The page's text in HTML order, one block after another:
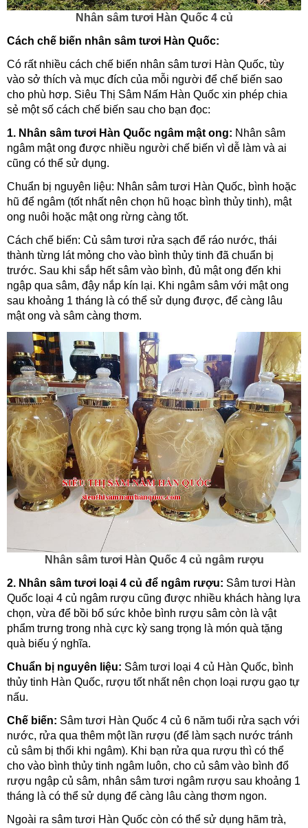
Nhân sâm tươi Hàn Quốc 4 củ
Cách chế biến nhân sâm tươi Hàn Quốc:
Có rất nhiều cách chế biến nhân sâm tươi Hàn Quốc, tùy
vào sở thích và mục đích của mỗi người để chế biến sao
cho phù hơp. Siêu Thị Sâm Nấm Hàn Quốc xin phép chia
sẻ một số cách chế biến sau cho bạn đọc:
1. Nhân sâm tươi Hàn Quốc ngâm mật ong: Nhân sâm
ngâm mật ong được nhiều người chế biến vì dễ làm và ai
cũng có thể sử dụng.
Chuẩn bị nguyên liệu: Nhân sâm tươi Hàn Quốc, bình hoặc
hũ để ngâm (tốt nhất nên chọn hũ hoạc bình thủy tinh), mật
ong nuôi hoặc mật ong rừng càng tốt.
Cách chế biến: Củ sâm tươi rửa sạch để ráo nước, thái
thành từng lát mỏng cho vào bình thủy tinh đã chuẩn bị
trước. Sau khi sắp hết sâm vào bình, đủ mật ong đến khi
ngập qua sâm, đậy nắp kín lại. Khi ngâm sâm với mật ong
sau khoảng 1 tháng là có thể sử dụng được, để càng lâu
mật ong và sâm càng thơm.
Nhân sâm tươi Hàn Quốc 4 củ ngâm rượu
2. Nhân sâm tươi loại 4 củ để ngâm rượu: Sâm tươi Hàn
Quốc loại 4 củ ngâm rượu cũng được nhiều khách hàng lựa
chọn, vừa để bồi bổ sức khỏe bình rượu sâm còn là vật
phẩm trưng trong nhà cực kỳ sang trọng là món quà tặng
quà biếu ý nghĩa.
Chuẩn bị nguyên liệu: Sâm tươi loại 4 củ Hàn Quốc, bình
thủy tinh Hàn Quốc, rượu tốt nhất nên chọn loại rượu gạo tự
nấu.
Chế biến: Sâm tươi Hàn Quốc 4 củ 6 năm tuổi rửa sạch với
nước, rửa qua thêm một lần rượu (để làm sạch nước tránh
củ sâm bị thối khi ngâm). Khi bạn rửa qua rượu thì có thể
cho vào bình thủy tinh ngâm luôn, cho củ sâm vào bình đổ
rượu ngập củ sâm, nhân sâm tươi ngâm rượu sau khoảng 1
tháng là có thể sử dụng để càng lâu càng thơm ngon.
Ngoài ra sâm tươi Hàn Quốc còn có thể sử dụng hãm trà,